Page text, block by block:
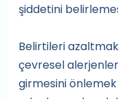
şiddetini
Belirtileri
çevresel
girmesini önlemek